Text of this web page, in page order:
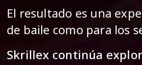
El resultado es una
de baile como para los
Skrillex continúa